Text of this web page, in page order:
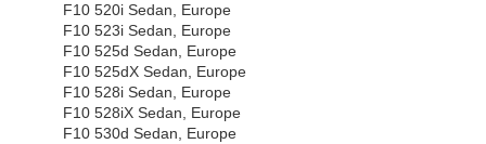
F10 520i Sedan, Europe
F10 523i Sedan, Europe
F10 525d Sedan, Europe
F10 525dX Sedan, Europe
F10 528i Sedan, Europe
F10 528iX Sedan, Europe
F10 530d Sedan, Europe